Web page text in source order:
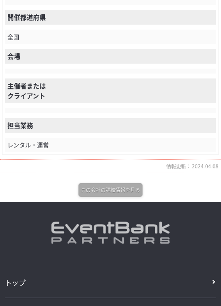
開催都道府県
全国
会場
主催者または
クライアント
担当業務
レンタル・運営
情報更新： 2024-04-08
この会社の詳細情報を見る
トップ